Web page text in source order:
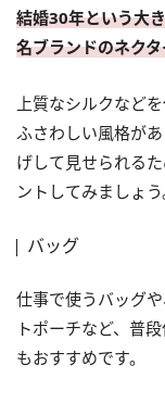
結婚30年という大
名ブランドのネク
上質なシルクなど
ふさわしい風格が
げして見せられる
ントしてみましょう
バッグ
仕事で使うバッグ
トポーチなど、普
もおすすめです。